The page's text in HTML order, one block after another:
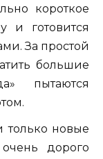
короткое
и готовится
За простой
большие
пытаются
только новые
дорого